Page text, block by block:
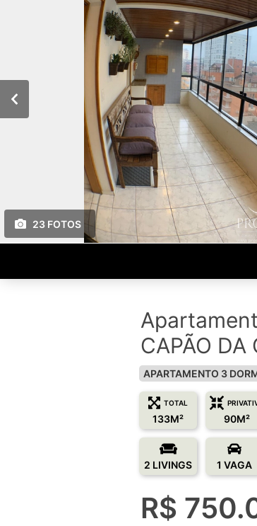
23 FOTOS
CAPÃO
APARTAMENTO 3
TOTAL
133M² 90M²
2 LIVINGS 1 VAGA
R$